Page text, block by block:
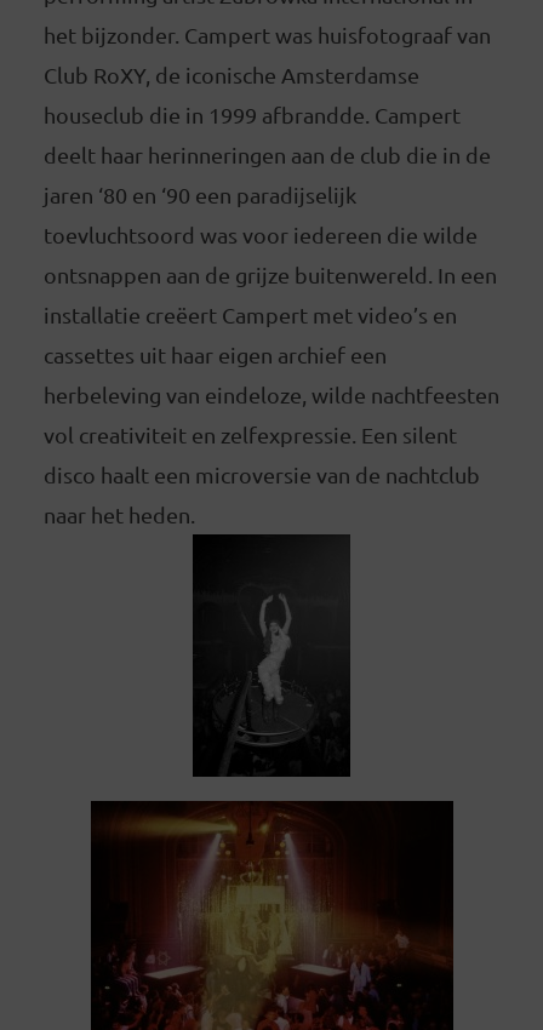
het bijzonder. Campert was huisfotograaf van
Club RoXY, de iconische Amsterdamse
houseclub die in 1999 afbrandde. Campert
deelt haar herinneringen aan de club die in de
jaren ‘80 en ‘90 een paradijselijk
toevluchtsoord was voor iedereen die wilde
ontsnappen aan de grijze buitenwereld. In een
installatie creëert Campert met video’s en
cassettes uit haar eigen archief een
herbeleving van eindeloze, wilde nachtfeesten
vol creativiteit en zelfexpressie. Een silent
disco haalt een microversie van de nachtclub
naar het heden.